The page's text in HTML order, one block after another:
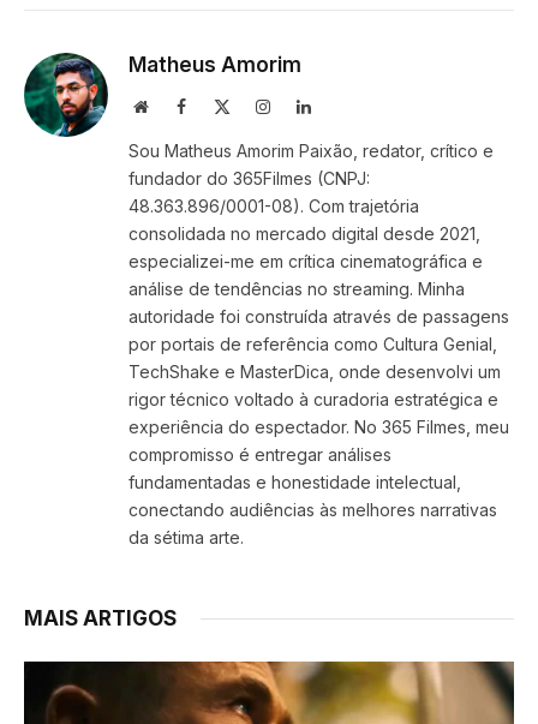
Matheus Amorim
WebsiteFacebook InstagramLinkedIn
Sou Matheus Amorim Paixão, redator, crítico e
fundador do 365Filmes (CNPJ:
48.363.896/0001-08). Com trajetória
consolidada no mercado digital desde 2021,
especializei-me em crítica cinematográfica e
análise de tendências no streaming. Minha
autoridade foi construída através de passagens
por portais de referência como Cultura Genial,
TechShake e MasterDica, onde desenvolvi um
rigor técnico voltado à curadoria estratégica e
experiência do espectador. No 365 Filmes, meu
compromisso é entregar análises
fundamentadas e honestidade intelectual,
conectando audiências às melhores narrativas
da sétima arte.
MAIS ARTIGOS